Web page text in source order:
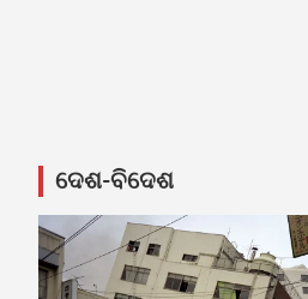
ଦେଶ-ବିଦେଶ